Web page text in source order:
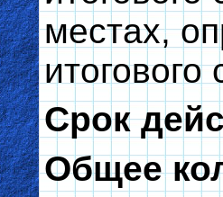
местах,
Срок
Общее